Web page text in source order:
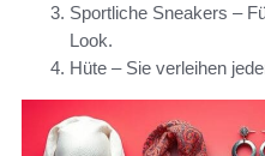
Sportliche Sneakers –
Look.
Hüte – Sie verleihen